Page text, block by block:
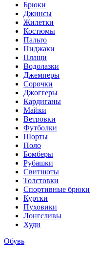
Брюки
Джинсы
Жилетки
Костюмы
Пальто
Пиджаки
Плащи
Водолазки
Джемперы
Сорочки
Джоггеры
Кардиганы
Майки
Ветровки
Футболки
Шорты
Поло
Бомберы
Рубашки
Свитшоты
Толстовки
Спортивные брюки
Куртки
Пуховики
Лонгсливы
Худи
Обувь